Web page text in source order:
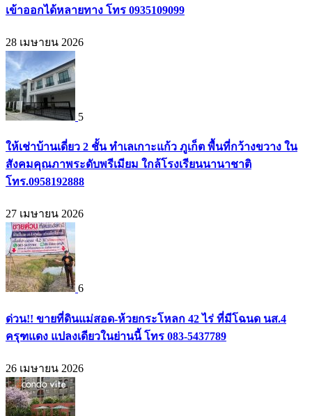
เข้าออกได้หลายทาง โทร 0935109099
28 เมษายน 2026
5
ให้เช่าบ้านเดี่ยว 2 ชั้น ทำเลเกาะแก้ว ภูเก็ต พื้นที่กว้างขวาง ใน
สังคมคุณภาพระดับพรีเมียม ใกล้โรงเรียนนานาชาติ
โทร.0958192888
27 เมษายน 2026
6
ด่วน!! ขายที่ดินแม่สอด-ห้วยกระโหลก 42 ไร่ ที่มีโฉนด นส.4
ครุฑแดง แปลงเดียวในย่านนี้ โทร 083-5437789
26 เมษายน 2026